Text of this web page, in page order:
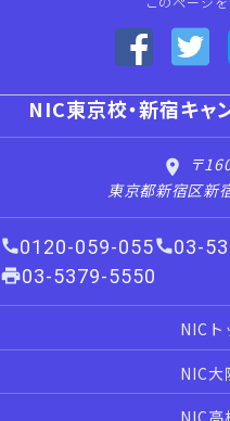
NIC東京校・新宿キャ
〒
東京都新宿区新
0120-059-055
03-
03-5379-5550
NICト
NIC大